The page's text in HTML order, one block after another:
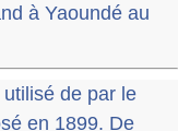
à Yaoundé au
de par le
en 1899. De